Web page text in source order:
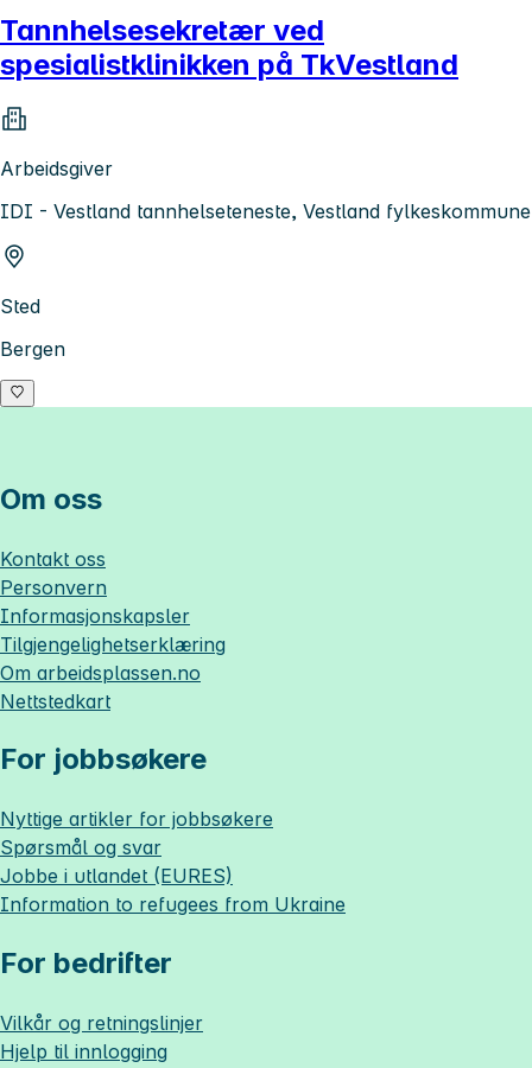
Tannhelsesekretær ved
spesialistklinikken på TkVestland
Arbeidsgiver
IDI - Vestland tannhelseteneste, Vestland fylkeskommune
Sted
Bergen
Om oss
Kontakt oss
Personvern
Informasjonskapsler
Tilgjengelighetserklæring
Om arbeidsplassen.no
Nettstedkart
For jobbsøkere
Nyttige artikler for jobbsøkere
Spørsmål og svar
Jobbe i utlandet (EURES)
Information to refugees from Ukraine
For bedrifter
Vilkår og retningslinjer
Hjelp til innlogging